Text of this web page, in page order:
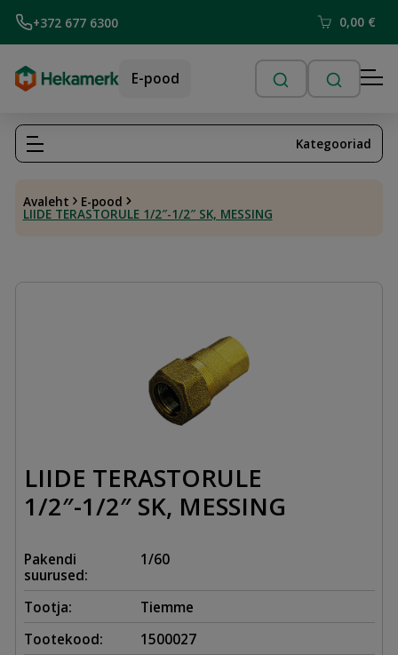
+372 677 6300 0,00 €
E-pood
Avaleht E-pood
LIIDE TERASTORULE 1/2″-1/2″ SK, MESSING
Kategooriad
LIIDE TERASTORULE
1/2″-1/2″ SK, MESSING
Pakendi
suurused:
1/60
Tootja:
Tiemme
Tootekood:
1500027